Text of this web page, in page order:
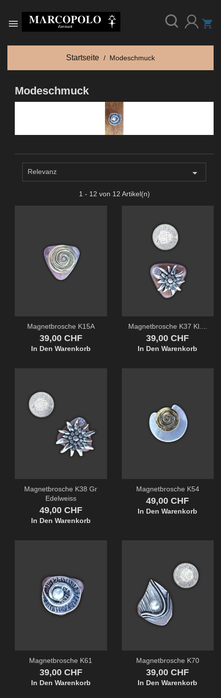
 shopping_cart
Startseite Modeschmuck
Modeschmuck
Relevanz 
1 - 12 von 12 Artikel(n)
Magnetbrosche K15A
Preis
39,00 CHF
In Den Warenkorb
Magnetbrosche K37 Kl....
Preis
39,00 CHF
In Den Warenkorb
Magnetbrosche K38 Gr
Edelweiss
Preis
49,00 CHF
In Den Warenkorb
Magnetbrosche K54
Preis
49,00 CHF
In Den Warenkorb
Magnetbrosche K61
Preis
39,00 CHF
In Den Warenkorb
Magnetbrosche K70
Preis
39,00 CHF
In Den Warenkorb